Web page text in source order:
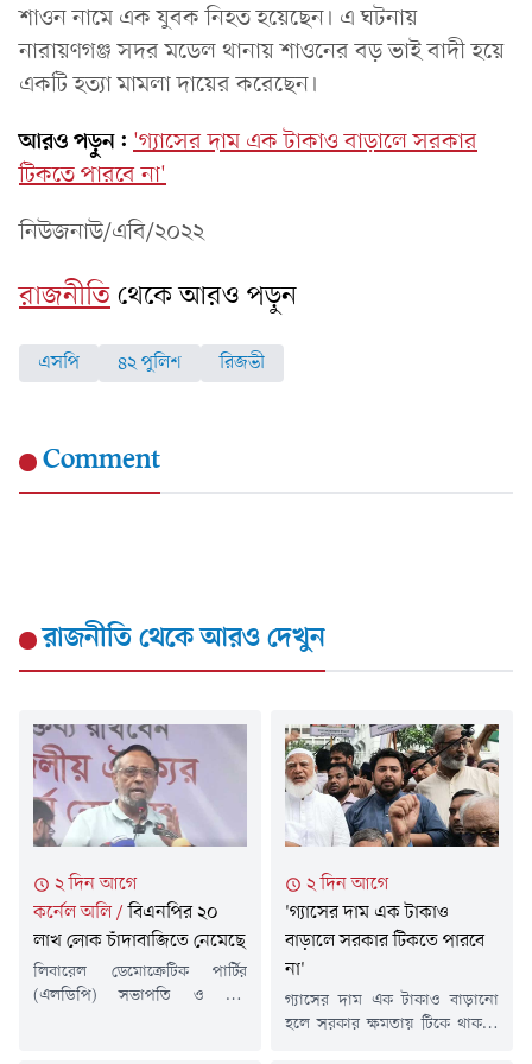
শাওন নামে এক যুবক নিহত হয়েছেন। এ ঘটনায়
নারায়ণগঞ্জ সদর মডেল থানায় শাওনের বড় ভাই বাদী হয়ে
একটি হত্যা মামলা দায়ের করেছেন।
আরও পড়ুন: 'গ্যাসের দাম এক টাকাও বাড়ালে সরকার
টিকতে পারবে না'
নিউজনাউ/এবি/২০২২
রাজনীতিথেকে আরও পড়ুন
এসপি ৪২ পুলিশ রিজভী
Comment
রাজনীতিথেকে আরও দেখুন
২ দিন আগে
কর্নেল অলি/বিএনপির ২০
লাখ লোক চাঁদাবাজিতে নেমেছে
লিবারেল ডেমোক্রেটিক পার্টির
(এলডিপি) সভাপতি ও বীর
২ দিন আগে
'গ্যাসের দাম এক টাকাও
বাড়ালে সরকার টিকতে পারবে
না'
গ্যাসের দাম এক টাকাও বাড়ানো
হলে সরকার ক্ষমতায় টিকে থাকতে